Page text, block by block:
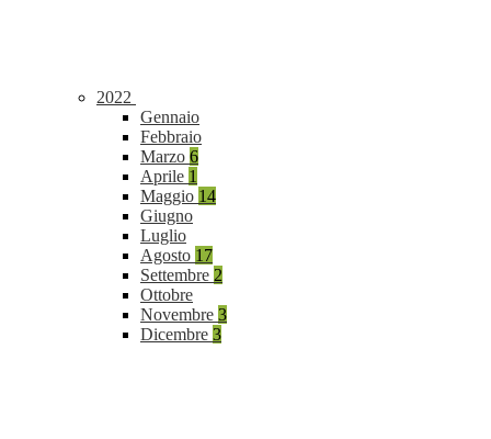
2022
Gennaio
Febbraio
Marzo 6
Aprile 1
Maggio 14
Giugno
Luglio
Agosto 17
Settembre 2
Ottobre
Novembre 3
Dicembre 3